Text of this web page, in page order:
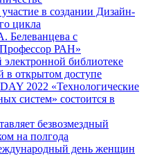
в создании Дизайн-
цикла
Белеванцева с
РАН»
библиотеке
в открытом доступе
2022 «Технологические
систем» состоится в
безвозмездный
на полгода
день женщин